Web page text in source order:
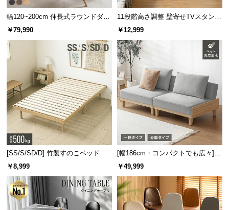
幅120~200cm 伸長式ラウンドダイ
ニングテーブル 6人掛け 天然木突
板 美しい格子デザイン
￥79,990
11段階高さ調整 壁寄せTVスタンド
キャスター付き 上下左右角度調節
￥12,999
[SS/S/SD/D] 竹製すのこベッド
￥8,999
[幅186cm・コンパクトでも広々] 3
人掛けソファベッド リクライニン
￥49,999